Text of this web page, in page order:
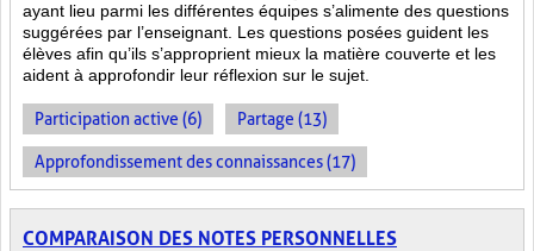
ayant lieu parmi les différentes équipes s’alimente des questions
suggérées par l’enseignant. Les questions posées guident les
élèves afin qu’ils s’approprient mieux la matière couverte et les
aident à approfondir leur réflexion sur le sujet.
Participation active (6) Partage (13)
Approfondissement des connaissances (17)
COMPARAISON DES NOTES PERSONNELLES